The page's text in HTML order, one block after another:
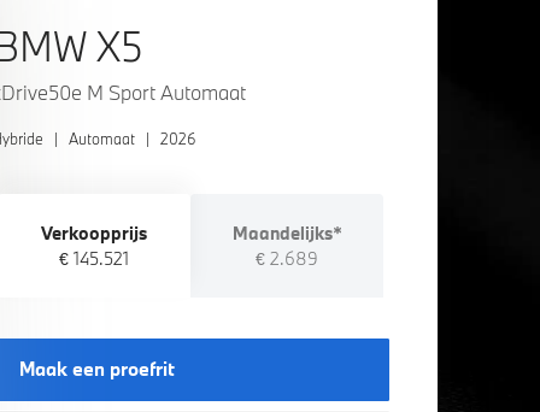
X5
M Sport Automaat
| Automaat | 2026
Verkoopprijs
€ 145.521
Maandelijks*
€ 2.689
Maak een proefrit